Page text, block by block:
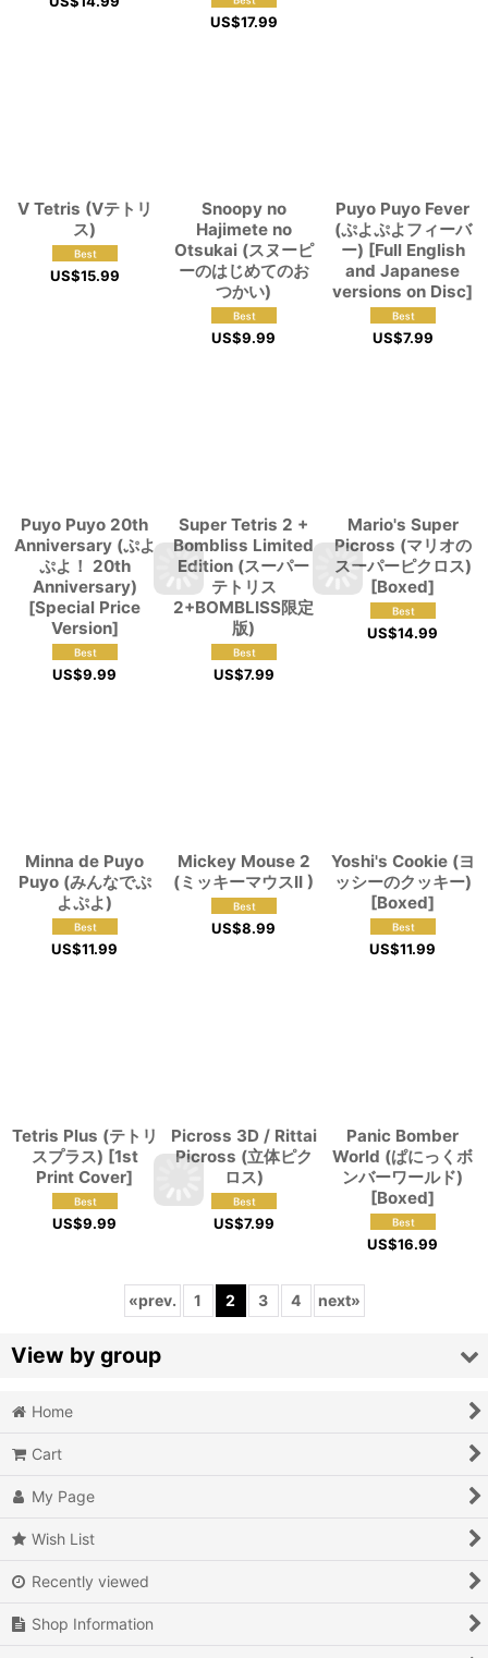
US$17.99
V Tetris (Vテトリ
ス)
US$15.99
Snoopy no
Hajimete no
Otsukai (スヌーピ
ーのはじめてのお
つかい)
US$9.99
Puyo Puyo Fever
(ぷよぷよフィーバ
ー) [Full English
and Japanese
versions on Disc]
US$7.99
Puyo Puyo 20th
Anniversary (ぷよ
ぷよ！ 20th
Anniversary)
[Special Price
Version]
US$9.99
Super Tetris 2 +
Bombliss Limited
Edition (スーパー
テトリス
2+BOMBLISS限定
版)
US$7.99
Mario's Super
Picross (マリオの
スーパーピクロス)
[Boxed]
US$14.99
Minna de Puyo
Puyo (みんなでぷ
よぷよ)
US$11.99
Mickey Mouse 2
(ミッキーマウスII )
US$8.99
Yoshi's Cookie (ヨ
ッシーのクッキー)
[Boxed]
US$11.99
Tetris Plus (テトリ
スプラス) [1st
Print Cover]
US$9.99
Picross 3D / Rittai
Picross (立体ピク
ロス)
US$7.99
Panic Bomber
World (ぱにっくボ
ンバーワールド)
[Boxed]
US$16.99
«prev. 1 2 3 4 next»
View by group
Action
Action RPG
Adventure
Home
Cart
My Page
Wish List
Recently viewed
Shop Information